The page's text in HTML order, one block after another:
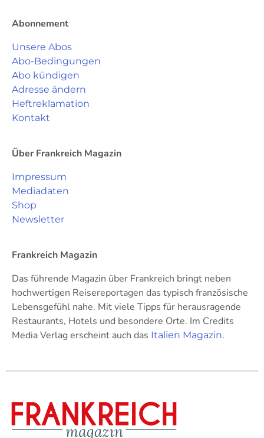
Abonnement
Unsere Abos
Abo-Bedingungen
Abo kündigen
Adresse ändern
Heftreklamation
Kontakt
Über Frankreich Magazin
Impressum
Mediadaten
Shop
Newsletter
Frankreich Magazin
Das führende Magazin über Frankreich bringt neben
hochwertigen Reisereportagen das typisch französische
Lebensgefühl nahe. Mit viele Tipps für herausragende
Restaurants, Hotels und besondere Orte. Im Credits
Media Verlag erscheint auch das Italien Magazin.